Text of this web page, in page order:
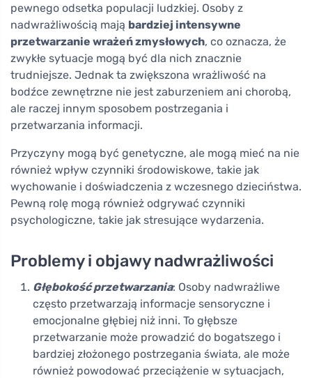
pewnego odsetka populacji ludzkiej. Osoby z
nadwrażliwością mają bardziej intensywne
przetwarzanie wrażeń zmysłowych, co oznacza, że
zwykłe sytuacje mogą być dla nich znacznie
trudniejsze. Jednak ta zwiększona wrażliwość na
bodźce zewnętrzne nie jest zaburzeniem ani chorobą,
ale raczej innym sposobem postrzegania i
przetwarzania informacji.
Przyczyny mogą być genetyczne, ale mogą mieć na nie
również wpływ czynniki środowiskowe, takie jak
wychowanie i doświadczenia z wczesnego dzieciństwa.
Pewną rolę mogą również odgrywać czynniki
psychologiczne, takie jak stresujące wydarzenia.
Problemy i objawy nadwrażliwości
Głębokość przetwarzania: Osoby nadwrażliwe
często przetwarzają informacje sensoryczne i
emocjonalne głębiej niż inni. To głębsze
przetwarzanie może prowadzić do bogatszego i
bardziej złożonego postrzegania świata, ale może
również powodować przeciążenie w sytuacjach,